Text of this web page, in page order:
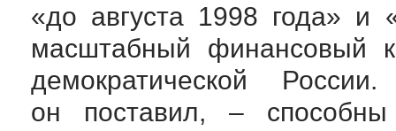
«до августа 1998 года» и
масштабный финансовый
демократической
он поставил, –